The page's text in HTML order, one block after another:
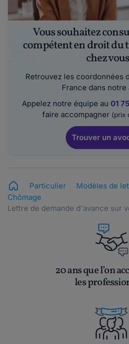
Vous souhaitez
compétent en droit du
chez
Retrouvez les coordonnées
France dans notre
Appelez notre équipe au 01
faire accompagner (prix
Trouver un
Particulier Modèles de
Chômage
Lettre de demande d'avance sur
20 ans que l’on
les